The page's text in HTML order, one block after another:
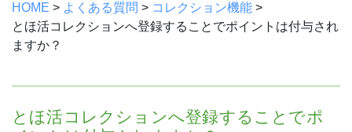
HOME > よくある質問 > コレクション機能 >
とほ活コレクションへ登録することでポイントは付与され
ますか？
とほ活コレクションへ登録することでポ